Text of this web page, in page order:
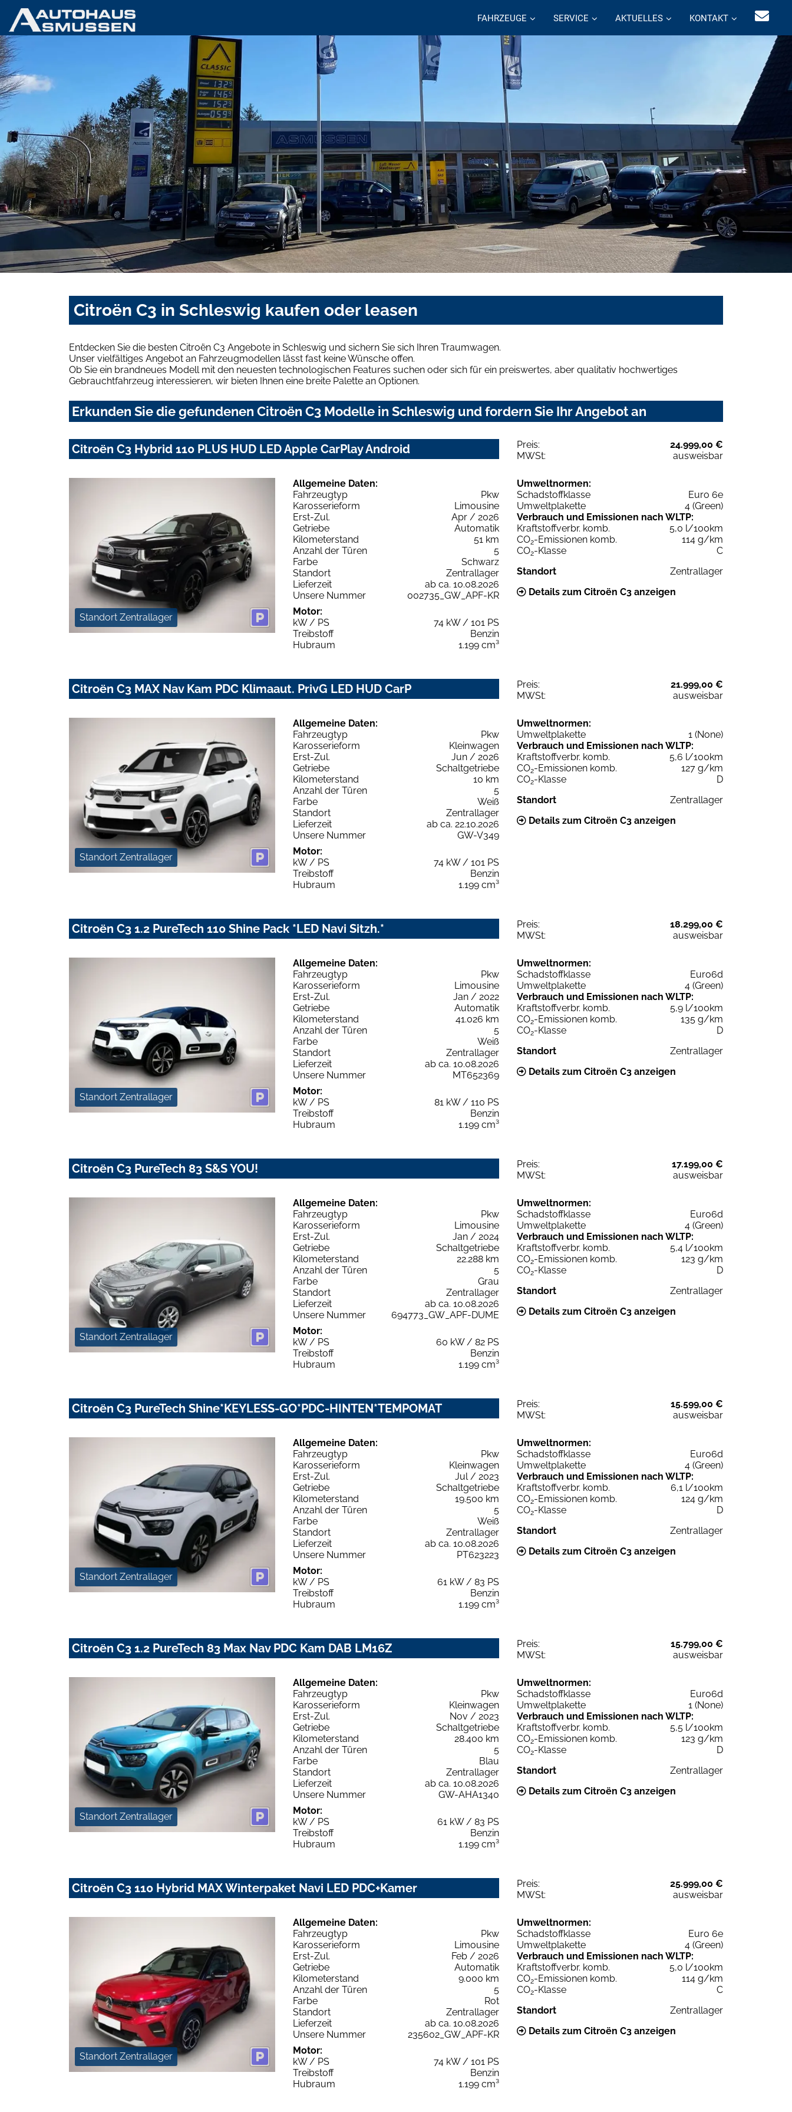
FAHRZEUGE SERVICE AKTUELLES KONTAKT
Citroën C3 in Schleswig kaufen oder leasen
Entdecken Sie die besten Citroën C3 Angebote in Schleswig und sichern Sie sich Ihren Traumwagen.
Unser vielfältiges Angebot an Fahrzeugmodellen lässt fast keine Wünsche offen.
Ob Sie ein brandneues Modell mit den neuesten technologischen Features suchen oder sich für ein preiswertes, aber qualitativ hochwertiges
Gebrauchtfahrzeug interessieren, wir bieten Ihnen eine breite Palette an Optionen.
Erkunden Sie die gefundenen Citroën C3 Modelle in Schleswig und fordern Sie Ihr Angebot an
Citroën C3 Hybrid 110 PLUS HUD LED Apple CarPlay Android Preis:
24.999,00 €
MWSt:
ausweisbar
Standort Zentrallager
Allgemeine Daten:
Fahrzeugtyp
Pkw
Karosserieform
Limousine
Erst-Zul.
Apr / 2026
Getriebe
Automatik
Kilometerstand
51 km
Anzahl der Türen
5
Farbe
Schwarz
Standort
Zentrallager
Lieferzeit
ab ca. 10.08.2026
Unsere Nummer
002735_GW_APF-KR
Motor:
kW / PS
74 kW / 101 PS
Treibstoff
Benzin
Hubraum
1.199 cm³
Umweltnormen:
Schadstoffklasse
Euro 6e
Umweltplakette
4 (Green)
Verbrauch und Emissionen nach WLTP:
Kraftstoffverbr. komb.
5,0 l/100km
CO2-Emissionen komb.
114 g/km
CO2-Klasse
C
Standort
Zentrallager
Details zum Citroën C3 anzeigen
Citroën C3 MAX Nav Kam PDC Klimaaut. PrivG LED HUD CarP Preis:
21.999,00 €
MWSt:
ausweisbar
Standort Zentrallager
Allgemeine Daten:
Fahrzeugtyp
Pkw
Karosserieform
Kleinwagen
Erst-Zul.
Jun / 2026
Getriebe
Schaltgetriebe
Kilometerstand
10 km
Anzahl der Türen
5
Farbe
Weiß
Standort
Zentrallager
Lieferzeit
ab ca. 22.10.2026
Unsere Nummer
GW-V349
Motor:
kW / PS
74 kW / 101 PS
Treibstoff
Benzin
Hubraum
1.199 cm³
Umweltnormen:
Umweltplakette
1 (None)
Verbrauch und Emissionen nach WLTP:
Kraftstoffverbr. komb.
5,6 l/100km
CO2-Emissionen komb.
127 g/km
CO2-Klasse
D
Standort
Zentrallager
Details zum Citroën C3 anzeigen
Citroën C3 1.2 PureTech 110 Shine Pack *LED Navi Sitzh.* Preis:
18.299,00 €
MWSt:
ausweisbar
Standort Zentrallager
Allgemeine Daten:
Fahrzeugtyp
Pkw
Karosserieform
Limousine
Erst-Zul.
Jan / 2022
Getriebe
Automatik
Kilometerstand
41.026 km
Anzahl der Türen
5
Farbe
Weiß
Standort
Zentrallager
Lieferzeit
ab ca. 10.08.2026
Unsere Nummer
MT652369
Motor:
kW / PS
81 kW / 110 PS
Treibstoff
Benzin
Hubraum
1.199 cm³
Umweltnormen:
Schadstoffklasse
Euro6d
Umweltplakette
4 (Green)
Verbrauch und Emissionen nach WLTP:
Kraftstoffverbr. komb.
5,9 l/100km
CO2-Emissionen komb.
135 g/km
CO2-Klasse
D
Standort
Zentrallager
Details zum Citroën C3 anzeigen
Citroën C3 PureTech 83 S&S YOU! Preis:
17.199,00 €
MWSt:
ausweisbar
Standort Zentrallager
Allgemeine Daten:
Fahrzeugtyp
Pkw
Karosserieform
Limousine
Erst-Zul.
Jan / 2024
Getriebe
Schaltgetriebe
Kilometerstand
22.288 km
Anzahl der Türen
5
Farbe
Grau
Standort
Zentrallager
Lieferzeit
ab ca. 10.08.2026
Unsere Nummer
694773_GW_APF-DUME
Motor:
kW / PS
60 kW / 82 PS
Treibstoff
Benzin
Hubraum
1.199 cm³
Umweltnormen:
Schadstoffklasse
Euro6d
Umweltplakette
4 (Green)
Verbrauch und Emissionen nach WLTP:
Kraftstoffverbr. komb.
5,4 l/100km
CO2-Emissionen komb.
123 g/km
CO2-Klasse
D
Standort
Zentrallager
Details zum Citroën C3 anzeigen
Citroën C3 PureTech Shine*KEYLESS-GO*PDC-HINTEN*TEMPOMAT Preis:
15.599,00 €
MWSt:
ausweisbar
Standort Zentrallager
Allgemeine Daten:
Fahrzeugtyp
Pkw
Karosserieform
Kleinwagen
Erst-Zul.
Jul / 2023
Getriebe
Schaltgetriebe
Kilometerstand
19.500 km
Anzahl der Türen
5
Farbe
Weiß
Standort
Zentrallager
Lieferzeit
ab ca. 10.08.2026
Unsere Nummer
PT623223
Motor:
kW / PS
61 kW / 83 PS
Treibstoff
Benzin
Hubraum
1.199 cm³
Umweltnormen:
Schadstoffklasse
Euro6d
Umweltplakette
4 (Green)
Verbrauch und Emissionen nach WLTP:
Kraftstoffverbr. komb.
6,1 l/100km
CO2-Emissionen komb.
124 g/km
CO2-Klasse
D
Standort
Zentrallager
Details zum Citroën C3 anzeigen
Citroën C3 1.2 PureTech 83 Max Nav PDC Kam DAB LM16Z Preis:
15.799,00 €
MWSt:
ausweisbar
Standort Zentrallager
Allgemeine Daten:
Fahrzeugtyp
Pkw
Karosserieform
Kleinwagen
Erst-Zul.
Nov / 2023
Getriebe
Schaltgetriebe
Kilometerstand
28.400 km
Anzahl der Türen
5
Farbe
Blau
Standort
Zentrallager
Lieferzeit
ab ca. 10.08.2026
Unsere Nummer
GW-AHA1340
Motor:
kW / PS
61 kW / 83 PS
Treibstoff
Benzin
Hubraum
1.199 cm³
Umweltnormen:
Schadstoffklasse
Euro6d
Umweltplakette
1 (None)
Verbrauch und Emissionen nach WLTP:
Kraftstoffverbr. komb.
5,5 l/100km
CO2-Emissionen komb.
123 g/km
CO2-Klasse
D
Standort
Zentrallager
Details zum Citroën C3 anzeigen
Citroën C3 110 Hybrid MAX Winterpaket Navi LED PDC+Kamer Preis:
25.999,00 €
MWSt:
ausweisbar
Standort Zentrallager
Allgemeine Daten:
Fahrzeugtyp
Pkw
Karosserieform
Limousine
Erst-Zul.
Feb / 2026
Getriebe
Automatik
Kilometerstand
9.000 km
Anzahl der Türen
5
Farbe
Rot
Standort
Zentrallager
Lieferzeit
ab ca. 10.08.2026
Unsere Nummer
235602_GW_APF-KR
Motor:
kW / PS
74 kW / 101 PS
Treibstoff
Benzin
Hubraum
1.199 cm³
Umweltnormen:
Schadstoffklasse
Euro 6e
Umweltplakette
4 (Green)
Verbrauch und Emissionen nach WLTP:
Kraftstoffverbr. komb.
5,0 l/100km
CO2-Emissionen komb.
114 g/km
CO2-Klasse
C
Standort
Zentrallager
Details zum Citroën C3 anzeigen